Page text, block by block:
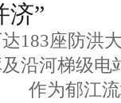
济”
183座防洪
沿河梯级电
作为郁江流